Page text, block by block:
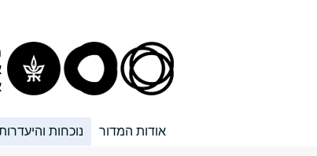
אודות המדור נוכחות